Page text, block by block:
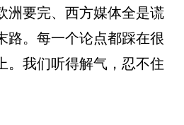
洲要完、西方媒体全是谎
路。每一个论点都踩在很
。我们听得解气，忍不住